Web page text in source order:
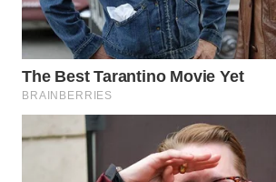
WAHANANEWS
CO ID
WAHANANEWS
NET
WAHANA